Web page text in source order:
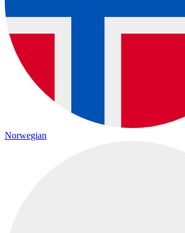
Norwegian